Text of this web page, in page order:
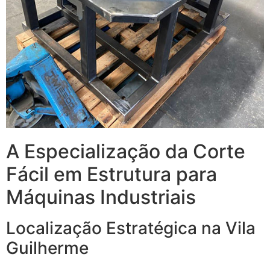
A Especialização da Corte
Fácil em Estrutura para
Máquinas Industriais
Localização Estratégica na Vila
Guilherme